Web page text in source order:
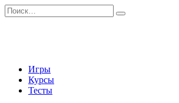
Перейти
к
Search
for:
Игры
Курсы
Тесты